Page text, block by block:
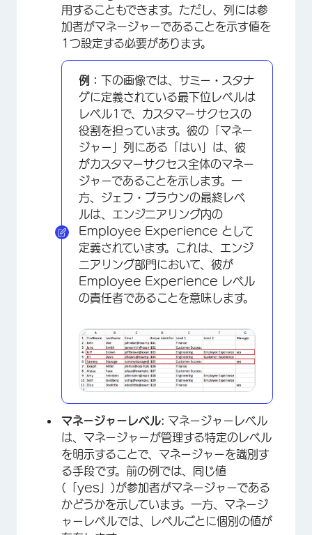
×
用することもできます。ただし、列には参
加者がマネージャーであることを示す値を
1つ設定する必要があります。
例： 下の画像では、サミー・スタナ
ゲに定義されている最下位レベルは
レベル1で、カスタマーサクセスの
役割を担っています。彼の「マネー
ジャー」列にある「はい」は、彼
がカスタマーサクセス全体のマネー
ジャーであることを示します。一
方、ジェフ・ブラウンの最終レベ
ルは、エンジニアリング内の
Employee Experience として
定義されています。これは、エンジ
ニアリング部門において、彼が
Employee Experience レベル
の責任者であることを意味します。
マネージャーレベル: マネージャーレベル
は、マネージャーが管理する特定のレベル
を明示することで、マネージャーを識別す
る手段です。前の例では、同じ値
(「yes」)が参加者がマネージャーである
かどうかを示しています。一方、マネージ
ャーレベルでは、レベルごとに個別の値が